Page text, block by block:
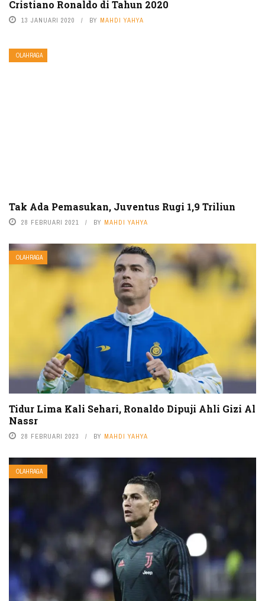
Cristiano Ronaldo di Tahun 2020
13 JANUARI 2020 BY MAHDI YAHYA
OLAHRAGA
Tak Ada Pemasukan, Juventus Rugi 1,9 Triliun
28 FEBRUARI 2021 BY MAHDI YAHYA
OLAHRAGA
Tidur Lima Kali Sehari, Ronaldo Dipuji Ahli Gizi Al
Nassr
28 FEBRUARI 2023 BY MAHDI YAHYA
OLAHRAGA